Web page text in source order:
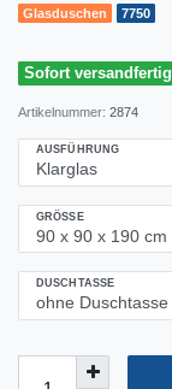
Glasduschen 7750
Sofort versandfertig
Artikelnummer: 2874
AUSFÜHRUNG
GRÖSSE
DUSCHTASSE